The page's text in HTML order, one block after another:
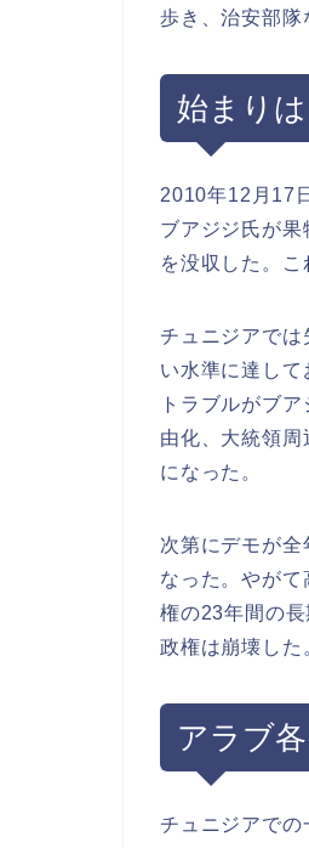
歩き、治安部隊
始まり
2010年12月17
ブアジジ氏が
を没収した。こ
チュニジアでは
い水準に達し
トラブルがブ
由化、大統領
になった。
次第にデモが
なった。やが
権の23年間の
政権は崩壊した
アラブ
チュニジアでの